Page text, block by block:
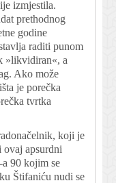
izmjestila.
prethodnog
godine
raditi punom
»likvidiran«, a
Ako može
je porečka
tvrtka
koji je
ovaj apsurdni
90 kojim se
Štifaniću nudi se